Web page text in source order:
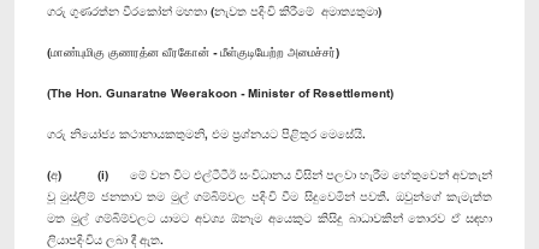
ගරු ගුණරත්න වීරකෝන් මහතා (නැවත පදිංචි කිරීමේ අමාත්‍යතුමා)
(மாண்புமிகு குணரத்ன வீரகோன் - மீள்குடியேற்ற அமைச்சர்)
(The Hon. Gunaratne Weerakoon - Minister of Resettlement)
ගරු නියෝජ්‍ය කථානායකතුමනි, එම ප්‍රශ්නයට පිළිතුර මෙසේයි.
(අ) (i) මේ වන විට එල්ටීටීඊ සංවිධානය විසින් පලවා හැරීම හේතුවෙන් අවතැන්
වූ මුස්ලිම් ජනතාව තම මුල් ගම්බිම්වල පදිංචි වීම සිදුවෙමින් පවතී. ඔවුන්ගේ කැමැත්ත
මත මුල් ගම්බිම්වලට යාමට අවශ්‍ය ඕනෑම අයෙකුට කිසිදු බාධාවකින් තොරව ඒ සඳහා
ලියාපදිංචිය ලබා දී ඇත.